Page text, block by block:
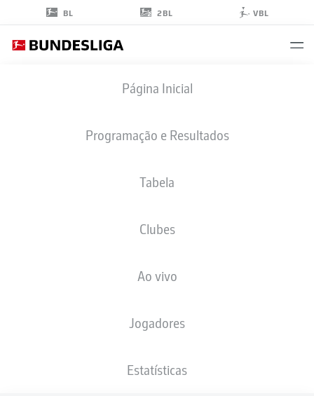
BL 2BL VBL
Página Inicial
Programação e Resultados
Tabela
Clubes
Ao vivo
Jogadores
Estatísticas